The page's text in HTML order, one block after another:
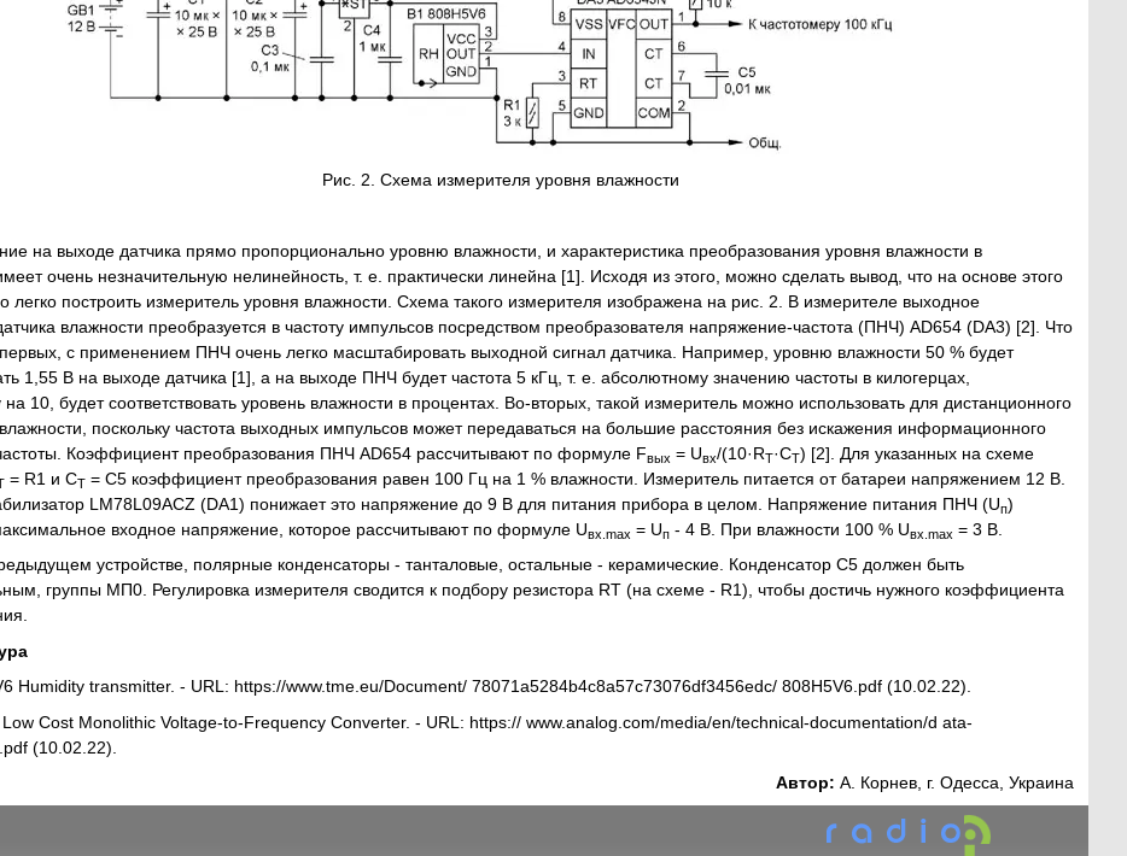
Рис. 2. Схема измерителя уровня влажности
на выходе датчика прямо пропорционально уровню влажности, и характеристика преобразования уровня влажности в
очень незначительную нелинейность, т. е. практически линейна [1]. Исходя из этого, можно сделать вывод, что на основе этого
легко построить измеритель уровня влажности. Схема такого измерителя изображена на рис. 2. В измерителе выходное
влажности преобразуется в частоту импульсов посредством преобразователя напряжение-частота (ПНЧ) AD654 (DA3) [2]. Что
с применением ПНЧ очень легко масштабировать выходной сигнал датчика. Например, уровню влажности 50 % будет
1,55 В на выходе датчика [1], а на выходе ПНЧ будет частота 5 кГц, т. е. абсолютному значению частоты в килогерцах,
10, будет соответствовать уровень влажности в процентах. Во-вторых, такой измеритель можно использовать для дистанционного
поскольку частота выходных импульсов может передаваться на большие расстояния без искажения информационного
Коэффициент преобразования ПНЧ AD654 рассчитывают по формуле Fвых = Uвх/(10·RT·CT) [2]. Для указанных на схеме
= R1 и СТ = С5 коэффициент преобразования равен 100 Гц на 1 % влажности. Измеритель питается от батареи напряжением 12 В.
LM78L09ACZ (DA1) понижает это напряжение до 9 В для питания прибора в целом. Напряжение питания ПНЧ (Uп)
входное напряжение, которое рассчитывают по формуле Uвх.mах = Uп - 4 В. При влажности 100 % Uвх.mах = 3 В.
устройстве, полярные конденсаторы - танталовые, остальные - керамические. Конденсатор С5 должен быть
группы МП0. Регулировка измерителя сводится к подбору резистора RT (на схеме - R1), чтобы достичь нужного коэффициента
Humidity transmitter. - URL: https://www.tme.eu/Document/ 78071a5284b4c8a57c73076df3456edc/ 808H5V6.pdf (10.02.22).
Low Cost Monolithic Voltage-to-Frequency Converter. - URL: https:// www.analog.com/media/en/technical-documentation/d ata-
(10.02.22).
Автор: А. Корнев, г. Одесса, Украина